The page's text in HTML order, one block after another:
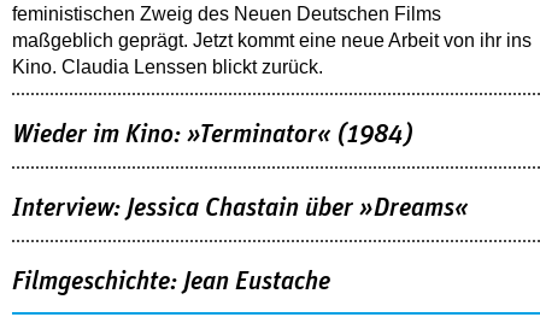
feministischen Zweig des Neuen Deutschen Films
maßgeblich geprägt. Jetzt kommt eine neue Arbeit von ihr ins
Kino. Claudia Lenssen blickt zurück.
Wieder im Kino: »Terminator« (1984)
Interview: Jessica Chastain über »Dreams«
Filmgeschichte: Jean Eustache